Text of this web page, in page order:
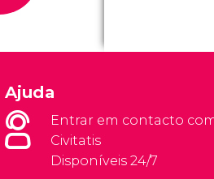
Ajuda
Entrar em contacto
Civitatis
Disponíveis 24/7